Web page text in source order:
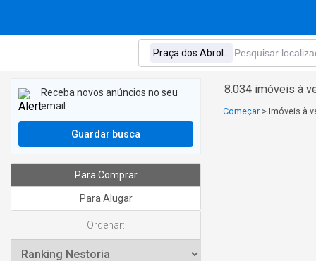
8.034 imóveis à
Começar > Imóveis à
Receba novos anúncios no seu
email
Guardar busca
Para Comprar
Para Alugar
Ordenar: